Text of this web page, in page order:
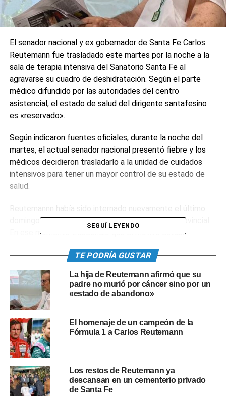
El senador nacional y ex gobernador de Santa Fe Carlos
Reutemann fue trasladado este martes por la noche a la
sala de terapia intensiva del Sanatorio Santa Fe al
agravarse su cuadro de deshidratación. Según el parte
médico difundido por las autoridades del centro
asistencial, el estado de salud del dirigente santafesino
es «reservado».
Según indicaron fuentes oficiales, durante la noche del
martes, el actual senador nacional presentó fiebre y los
médicos decidieron trasladarlo a la unidad de cuidados
intensivos para tener un mayor control de su estado de
salud.
domingo en el Sanatorio Santa Fe de la capital provincial.
En ese momento trascendió que el motivo estaba
cuadro de anemia que padeció y que le demandó varios
días de internación, incluso en terapia intensiva en la
ciudad de Rosario.
El ex piloto de Fórmula Uno, de 79 años, permaneció hasta
ubicado en la zona de plaza España, en la capital
provincial, y fue sometido a varios estudios por la
persistencia de una anemia, que fue la causa inicial de su
anterior internación, que se extendió por 16 días.
Pero en las últimas horas, los profesionales que lo asisten
SEGUÍ LEYENDO
TE PODRÍA GUSTAR
La hija de Reutemann afirmó que su
padre no murió por cáncer sino por un
«estado de abandono»
El homenaje de un campeón de la
Fórmula 1 a Carlos Reutemann
Los restos de Reutemann ya
descansan en un cementerio privado
de Santa Fe